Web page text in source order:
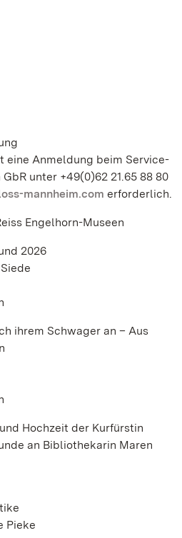
eine Anmeldung beim Service-
unter +49(0)62 21.65 88 80
mannheim.com erforderlich.
Engelhorn-Museen
2026
ihrem Schwager an – Aus
Hochzeit der Kurfürstin
an Bibliothekarin Maren
Pieke